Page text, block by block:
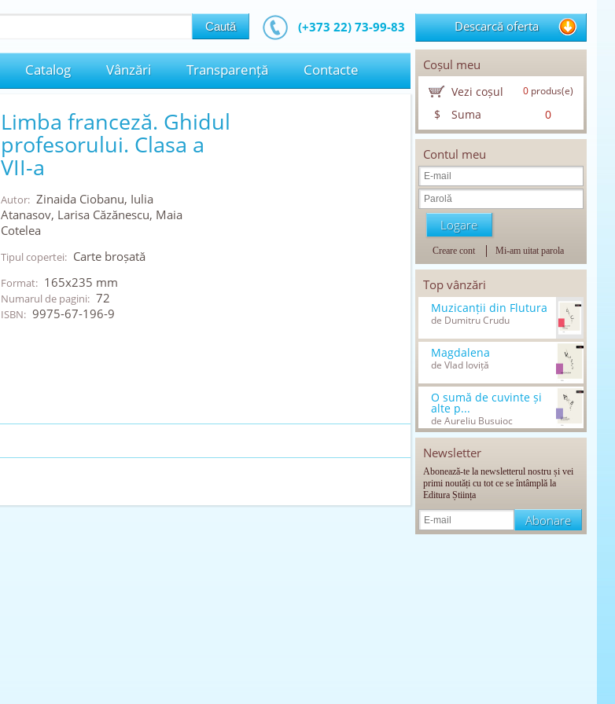
(+373 22) 73-99-83
Catalog Vânzări Transparență Contacte
Limba franceză. Ghidul
profesorului. Clasa a
VII-a
Autor: Zinaida Ciobanu, Iulia
Atanasov, Larisa Căzănescu, Maia
Cotelea
Tipul copertei: Carte broșată
Format: 165x235 mm
Numarul de pagini: 72
ISBN: 9975-67-196-9
Descarcă oferta
Coșul meu
Vezi coșul 0produs(e)
$ Suma 0
Contul meu
Creare cont Mi-am uitat parola
Top vânzări
Muzicanții din Flutura
de Dumitru Crudu
Magdalena
de Vlad Ioviță
O sumă de cuvinte și
alte p...
de Aureliu Busuioc
Newsletter
Abonează-te la newsletterul nostru și vei
primi noutăți cu tot ce se întâmplă la
Editura Știința